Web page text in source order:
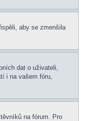
aby se zmenšila
dat o uživateli,
i na vašem fóru,
na fórum. Pro